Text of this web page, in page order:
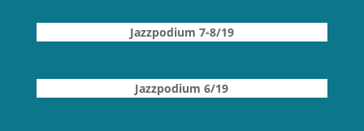
Jazzpodium 7-8/19
Jazzpodium 6/19